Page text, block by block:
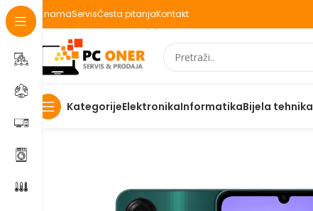
O namaServisČesta pitanjaKontakt
KategorijeElektronikaInformatikaBijela tehnika
Početna